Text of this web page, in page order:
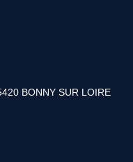
BONNY SUR LOIRE